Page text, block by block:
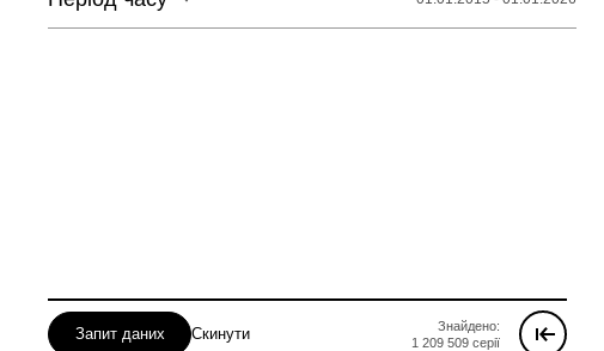
Львівська
Запит даних Скинути
Знайдено:
1 209 509 серії